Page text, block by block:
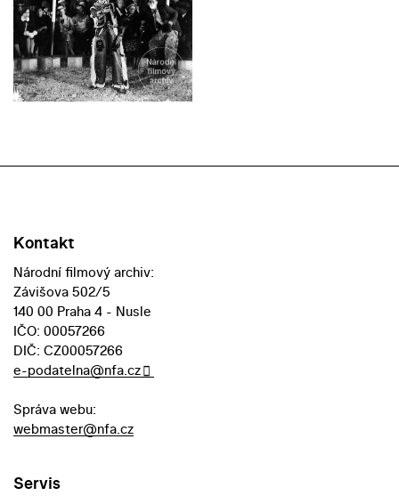
Kontakt
Národní filmový archiv:
Závišova 502/5
140 00 Praha 4 - Nusle
IČO: 00057266
DIČ: CZ00057266
e-podatelna@nfa.cz
Správa webu:
webmaster@nfa.cz
Servis